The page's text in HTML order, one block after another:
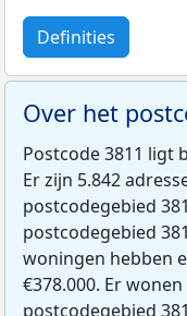
Definities
Over het
Postcode 3811 ligt
Er zijn 5.842
postcodegebied
postcodegebied
woningen hebben
€378.000. Er
postcodegebied